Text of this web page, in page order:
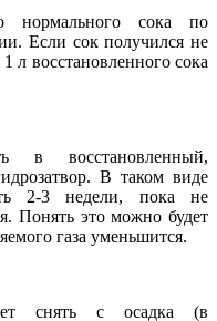
нормального сока по
Если сок получился не
л восстановленного сока
восстановленный,
В таком виде
2-3 недели, пока не
Понять это можно будет
газа уменьшится.
снять с осадка (в